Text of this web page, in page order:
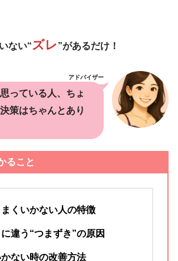
ない“ ズレ”があるだけ！
アドバイザー
っている人、ちょ
策はちゃんとあり
ること
くいかない人の特徴
違う“つまずき”の原因
ない時の改善方法